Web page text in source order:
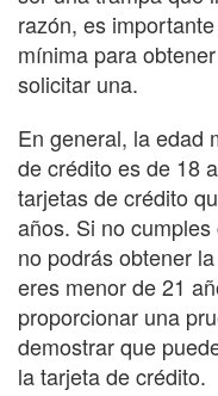
razón, es
mínima para
solicitar una.
En general, la edad
de crédito es de 18
tarjetas de crédito
años. Si no
no podrás obtener
eres menor de 21
proporcionar una
demostrar que
la tarjeta de crédito.